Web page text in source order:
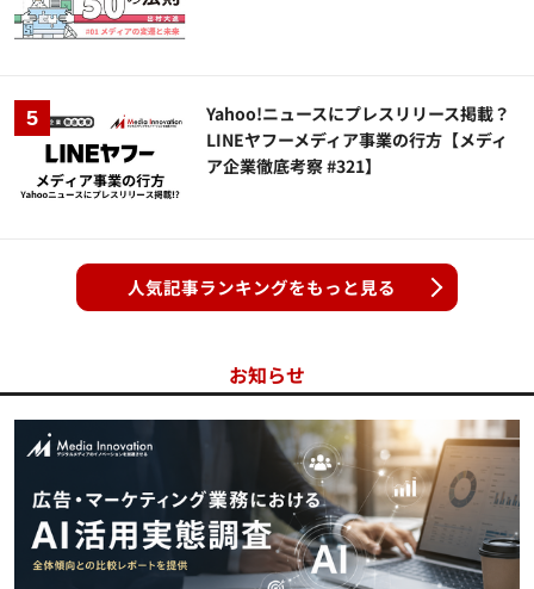
Yahoo!ニュースにプレスリリース掲載？
LINEヤフーメディア事業の行方【メディ
ア企業徹底考察 #321】
人気記事ランキングをもっと見る
お知らせ